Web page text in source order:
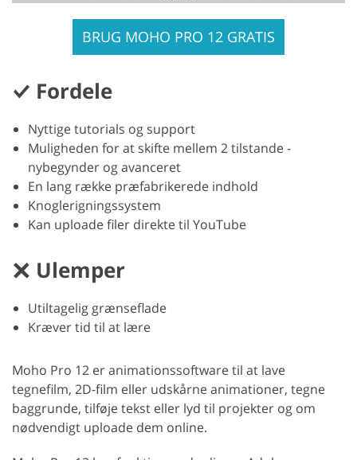
BRUG MOHO PRO 12 GRATIS
Fordele
Nyttige tutorials og support
Muligheden for at skifte mellem 2 tilstande -
nybegynder og avanceret
En lang række præfabrikerede indhold
Knoglerigningssystem
Kan uploade filer direkte til YouTube
Ulemper
Utiltagelig grænseflade
Kræver tid til at lære
Moho Pro 12 er animationssoftware til at lave
tegnefilm, 2D-film eller udskårne animationer, tegne
baggrunde, tilføje tekst eller lyd til projekter og om
nødvendigt uploade dem online.